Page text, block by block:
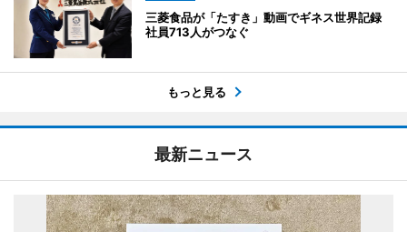
三菱食品が「たすき」動画でギネス世界記録
社員713人がつなぐ
もっと見る
最新ニュース